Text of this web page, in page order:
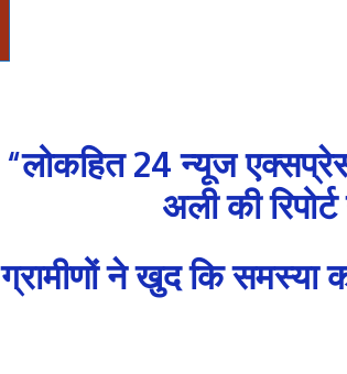
“लोकहित 24 न्यूज
अली की
ग्रामीणों ने खुद कि समस्या